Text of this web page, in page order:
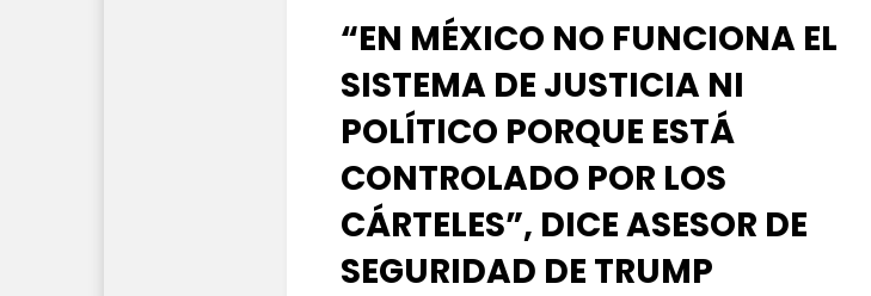
“EN MÉXICO NO FUNCIONA EL
SISTEMA DE JUSTICIA NI
POLÍTICO PORQUE ESTÁ
CONTROLADO POR LOS
CÁRTELES”, DICE ASESOR DE
SEGURIDAD DE TRUMP